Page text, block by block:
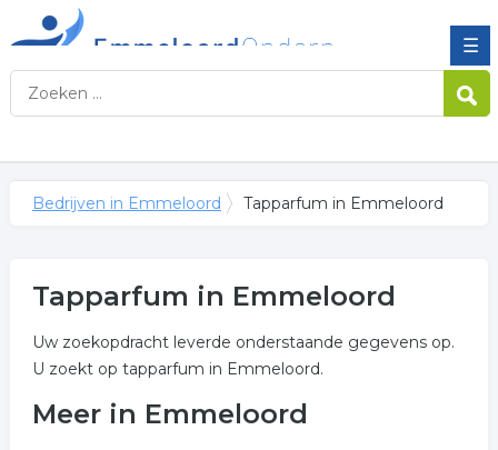
☰
Bedrijven in Emmeloord Tapparfum in Emmeloord
Tapparfum in Emmeloord
Uw zoekopdracht leverde onderstaande gegevens op.
U zoekt op tapparfum in Emmeloord.
Meer in Emmeloord